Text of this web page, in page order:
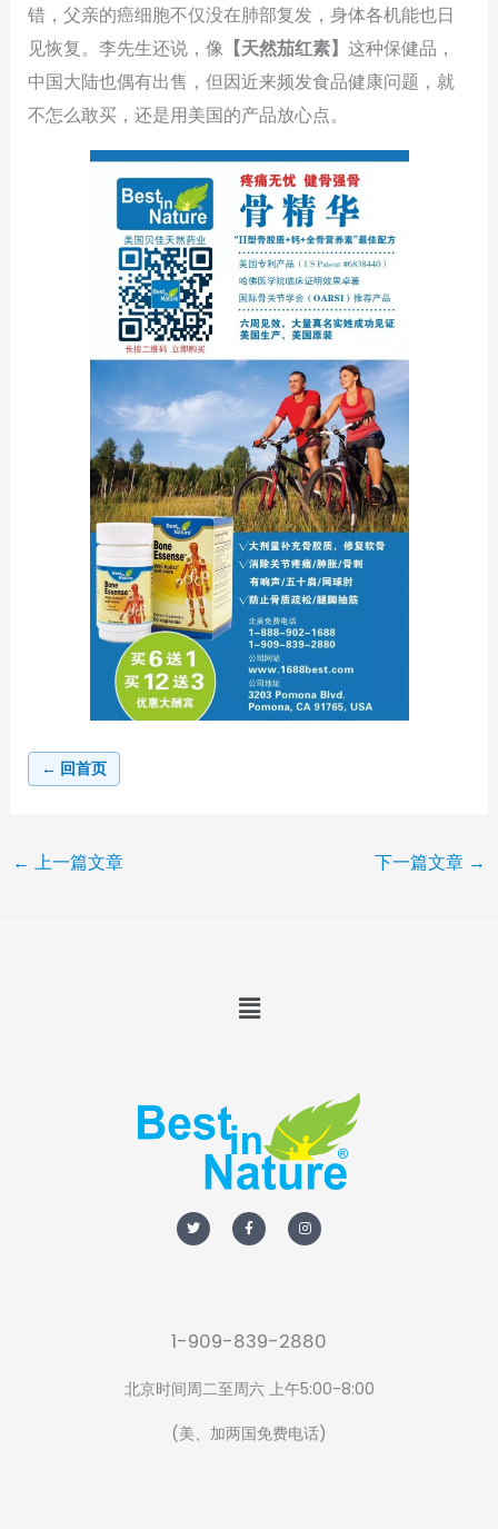
错，父亲的癌细胞不仅没在肺部复发，身体各机能也日
见恢复。李先生还说，像 【天然茄红素】这种保健品，
中国大陆也偶有出售，但因近来频发食品健康问题，就
不怎么敢买，还是用美国的产品放心点。
← 回首页
← 上一篇文章 下一篇文章 →
Menu
w
i
t
a
c
e
n
s
t
1-909-839-2880
北京时间周二至周六 上午5:00-8:00
(美、加两国免费电话)